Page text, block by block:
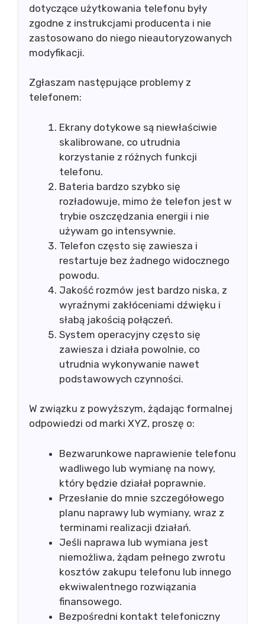
dotyczące użytkowania telefonu były
zgodne z instrukcjami producenta i nie
zastosowano do niego nieautoryzowanych
modyfikacji.
Zgłaszam następujące problemy z
telefonem:
Ekrany dotykowe są niewłaściwie
skalibrowane, co utrudnia
korzystanie z różnych funkcji
telefonu.
Bateria bardzo szybko się
rozładowuje, mimo że telefon jest w
trybie oszczędzania energii i nie
używam go intensywnie.
Telefon często się zawiesza i
restartuje bez żadnego widocznego
powodu.
Jakość rozmów jest bardzo niska, z
wyraźnymi zakłóceniami dźwięku i
słabą jakością połączeń.
System operacyjny często się
zawiesza i działa powolnie, co
utrudnia wykonywanie nawet
podstawowych czynności.
W związku z powyższym, żądając formalnej
odpowiedzi od marki XYZ, proszę o:
Bezwarunkowe naprawienie telefonu
wadliwego lub wymianę na nowy,
który będzie działał poprawnie.
Przesłanie do mnie szczegółowego
planu naprawy lub wymiany, wraz z
terminami realizacji działań.
Jeśli naprawa lub wymiana jest
niemożliwa, żądam pełnego zwrotu
kosztów zakupu telefonu lub innego
ekwiwalentnego rozwiązania
finansowego.
Bezpośredni kontakt telefoniczny